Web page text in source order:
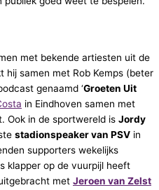
met bekende artiesten uit de
hij samen met Rob Kemps (beter
genaamd ‘Groeten Uit
in Eindhoven samen met
Ook in de sportwereld is Jordy
stadionspeaker van PSV in
supporters wekelijks
klapper op de vuurpijl heeft
met Jeroen van Zelst